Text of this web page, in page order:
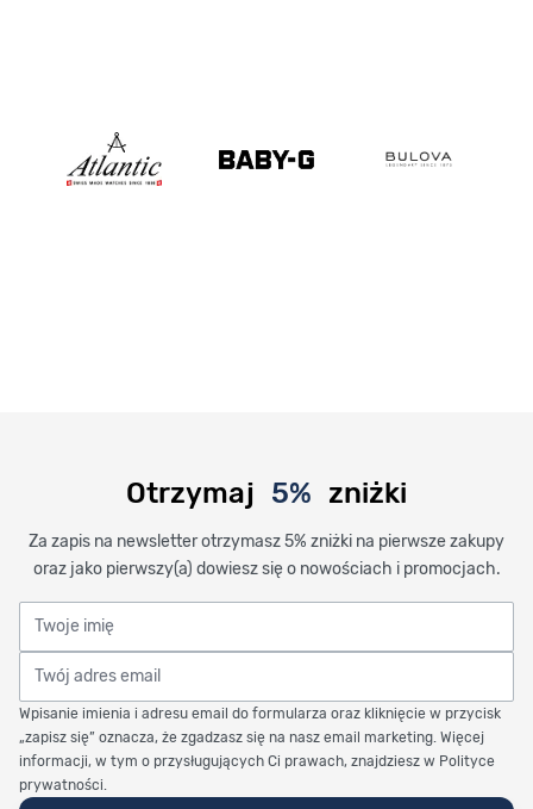
Otrzymaj 5% zniżki
Za zapis na newsletter otrzymasz 5% zniżki na pierwsze zakupy
oraz jako pierwszy(a) dowiesz się o nowościach i promocjach.
Twoje imię
Twój adres email
Wpisanie imienia i adresu email do formularza oraz kliknięcie w przycisk
„zapisz się” oznacza, że zgadzasz się na nasz email marketing. Więcej
informacji, w tym o przysługujących Ci prawach, znajdziesz w Polityce
prywatności.